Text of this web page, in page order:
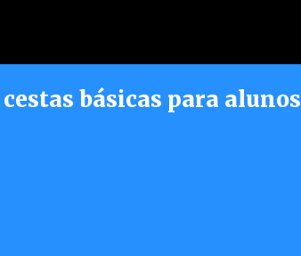
atendimento jurídico
básicas para alunos